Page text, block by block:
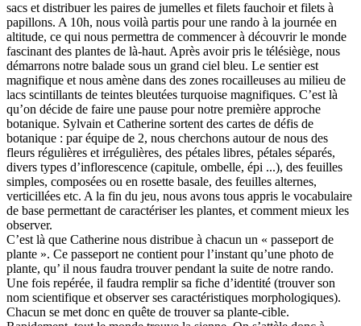
sacs et distribuer les paires de jumelles et filets fauchoir et filets à
papillons. A 10h, nous voilà partis pour une rando à la journée en
altitude, ce qui nous permettra de commencer à découvrir le monde
fascinant des plantes de là-haut. Après avoir pris le télésiège, nous
démarrons notre balade sous un grand ciel bleu. Le sentier est
magnifique et nous amène dans des zones rocailleuses au milieu de
lacs scintillants de teintes bleutées turquoise magnifiques. C’est là
qu’on décide de faire une pause pour notre première approche
botanique. Sylvain et Catherine sortent des cartes de défis de
botanique : par équipe de 2, nous cherchons autour de nous des
fleurs régulières et irrégulières, des pétales libres, pétales séparés,
divers types d’inflorescence (capitule, ombelle, épi ...), des feuilles
simples, composées ou en rosette basale, des feuilles alternes,
verticillées etc. A la fin du jeu, nous avons tous appris le vocabulaire
de base permettant de caractériser les plantes, et comment mieux les
observer.
C’est là que Catherine nous distribue à chacun un « passeport de
plante ». Ce passeport ne contient pour l’instant qu’une photo de
plante, qu’ il nous faudra trouver pendant la suite de notre rando.
Une fois repérée, il faudra remplir sa fiche d’identité (trouver son
nom scientifique et observer ses caractéristiques morphologiques).
Chacun se met donc en quête de trouver sa plante-cible.